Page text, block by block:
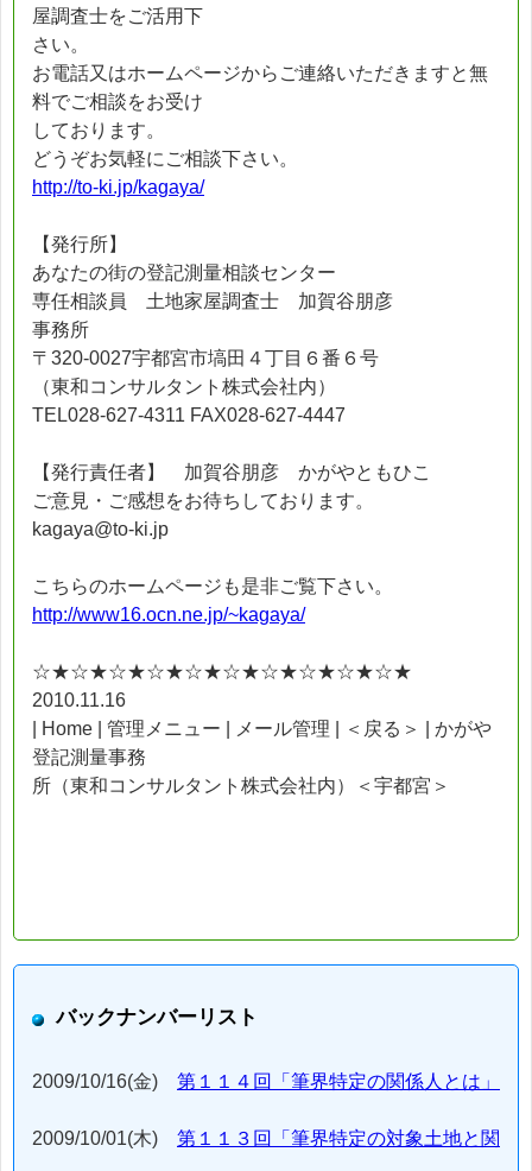
屋調査士をご活用下
さい。
お電話又はホームページからご連絡いただきますと無
料でご相談をお受け
しております。
どうぞお気軽にご相談下さい。
http://to-ki.jp/kagaya/
【発行所】
あなたの街の登記測量相談センター
専任相談員 土地家屋調査士 加賀谷朋彦
事務所
〒320-0027宇都宮市塙田４丁目６番６号
（東和コンサルタント株式会社内）
TEL028-627-4311 FAX028-627-4447
【発行責任者】 加賀谷朋彦 かがやともひこ
ご意見・ご感想をお待ちしております。
kagaya@to-ki.jp
こちらのホームページも是非ご覧下さい。
http://www16.ocn.ne.jp/~kagaya/
☆★☆★☆★☆★☆★☆★☆★☆★☆★☆★
2010.11.16
| Home | 管理メニュー | メール管理 | ＜戻る＞ | かがや
登記測量事務
所（東和コンサルタント株式会社内）＜宇都宮＞
バックナンバーリスト
2009/10/16(金) 第１１４回「筆界特定の関係人とは」
2009/10/01(木) 第１１３回「筆界特定の対象土地と関